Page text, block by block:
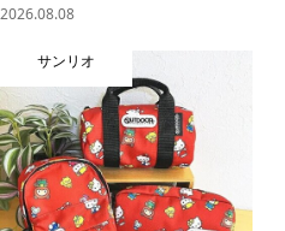
2026.08.08
サンリオ